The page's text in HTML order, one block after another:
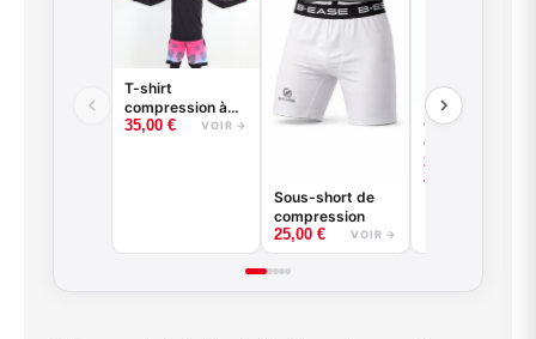
T-shirt
compression à
manches longues
35,00 € VOIR →
Sous-short de
compression
25,00 € VOIR →
Collant 3/4 -
Good Game -
Noir ou Blanc -
BASKETBALL
22,00
25,00